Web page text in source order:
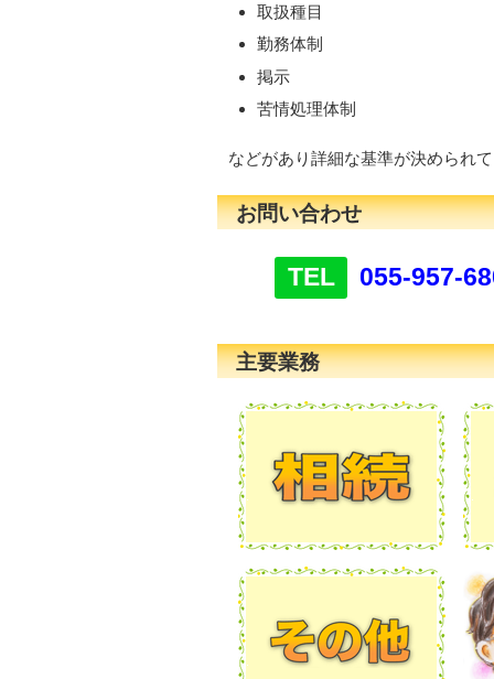
取扱種目
勤務体制
掲示
苦情処理体制
などがあり詳細な基準が決められ
お問い合わせ
TEL 055-957-
主要業務